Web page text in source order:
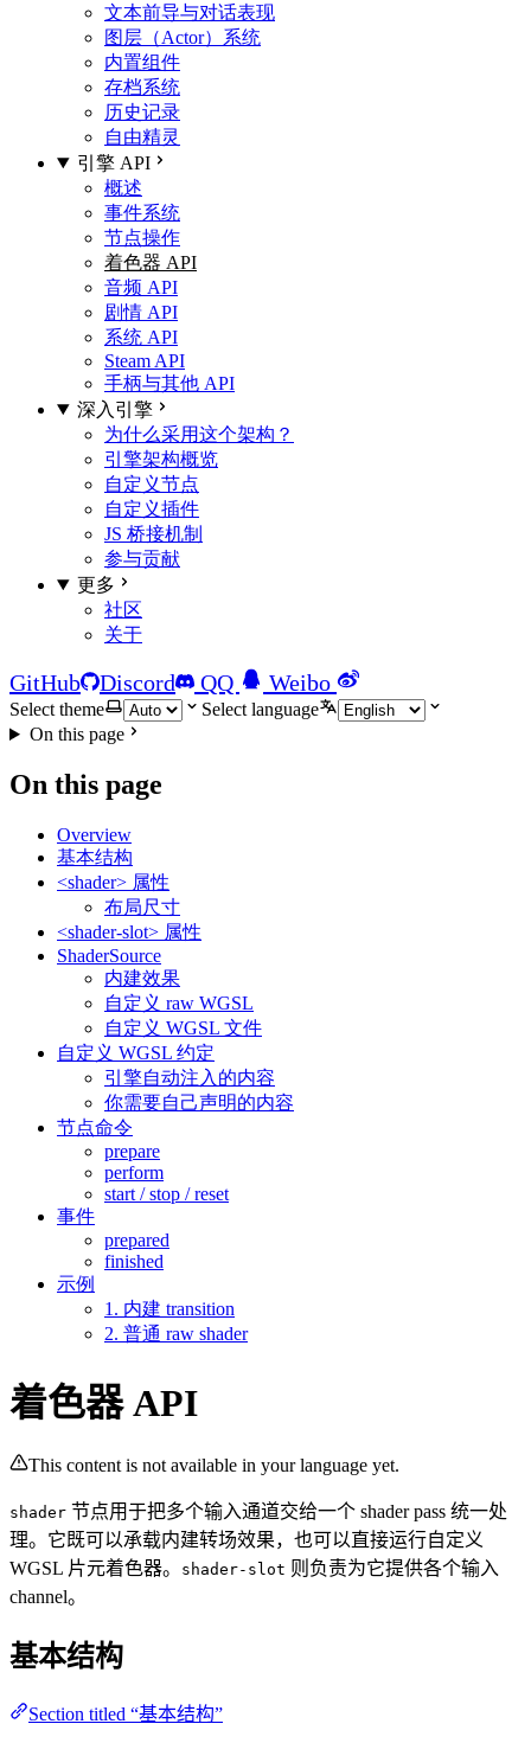
文本前导与对话表现
图层（Actor）系统
内置组件
存档系统
历史记录
自由精灵
引擎 API
概述
事件系统
节点操作
着色器 API
音频 API
剧情 API
系统 API
Steam API
手柄与其他 API
深入引擎
为什么采用这个架构？
引擎架构概览
自定义节点
自定义插件
JS 桥接机制
参与贡献
更多
社区
关于
GitHub Discord QQ Weibo
Select theme
Select language
On this page
On this page
Overview
基本结构
<shader> 属性
布局尺寸
<shader-slot> 属性
ShaderSource
内建效果
自定义 raw WGSL
自定义 WGSL 文件
自定义 WGSL 约定
引擎自动注入的内容
你需要自己声明的内容
节点命令
prepare
perform
start / stop / reset
事件
prepared
finished
示例
1. 内建 transition
2. 普通 raw shader
着色器 API
This content is not available in your language yet.
shader 节点用于把多个输入通道交给一个 shader pass 统一处
理。它既可以承载内建转场效果，也可以直接运行自定义
WGSL 片元着色器。
shader-slot 则负责为它提供各个输入
channel。
基本结构
Section titled “基本结构”